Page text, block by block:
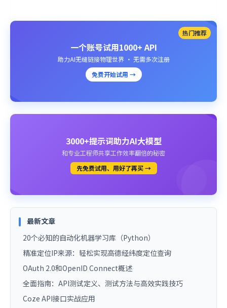
热门推荐
一个账号试用1000+ API
助力AI无缝链接物理世界 · 无需多次注册
免费开始试用 →
3000+提示词助力AI大模型
和专业工程师共享工作效率翻倍的秘密
先免费试用、用好了再买 →
最新文章
20个必知的自动化机器学习库（Python）
精准定位IP来源：轻松实现高德经纬度定位查询
OAuth 2.0和OpenID Connect概述
全面指南：API测试定义、测试方法与高效实践技巧
Coze API接口实战应用